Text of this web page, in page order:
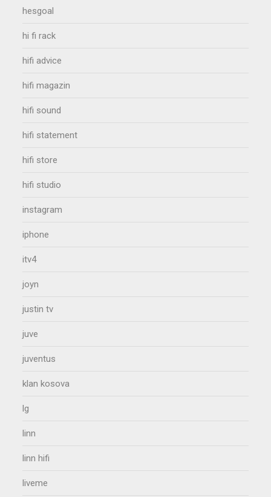
hesgoal
hi fi rack
hifi advice
hifi magazin
hifi sound
hifi statement
hifi store
hifi studio
instagram
iphone
itv4
joyn
justin tv
juve
juventus
klan kosova
lg
linn
linn hifi
liveme